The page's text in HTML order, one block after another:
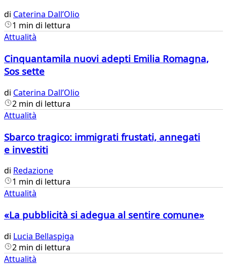
di Caterina Dall’Olio
1 min di lettura
Attualità
Cinquantamila nuovi adepti Emilia Romagna,
Sos sette
di Caterina Dall’Olio
2 min di lettura
Attualità
Sbarco tragico: immigrati frustati, annegati
e investiti
di Redazione
1 min di lettura
Attualità
«La pubblicità si adegua al sentire comune»
di Lucia Bellaspiga
2 min di lettura
Attualità